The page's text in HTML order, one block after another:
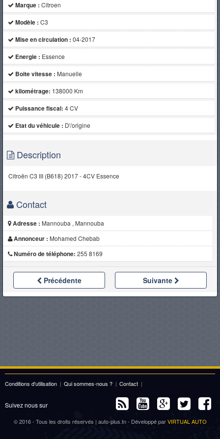
Marque : Citroen
Modèle : C3
Mise en circulation : 04-2017
Energie : Essence
Boite vitesse : Manuelle
kilométrage: 138000 Km
Puissance fiscal: 4 CV
Etat du véhicule : D\'origine
Description
Citroën C3 III (B618) 2017 - 4CV Essence
Contact
Adresse : Mannouba , Mannouba
Annonceur : Mohamed Chebab
Numéro de téléphone: 255 8169
Précédente Suivante
Conditions d'utilisation | Qui sommes-nous ? | Contact |
Suivez nous sur
© 2016 - Tous les droits réservés | auto-plus.tn - Développé parVIRTUAL AUTO